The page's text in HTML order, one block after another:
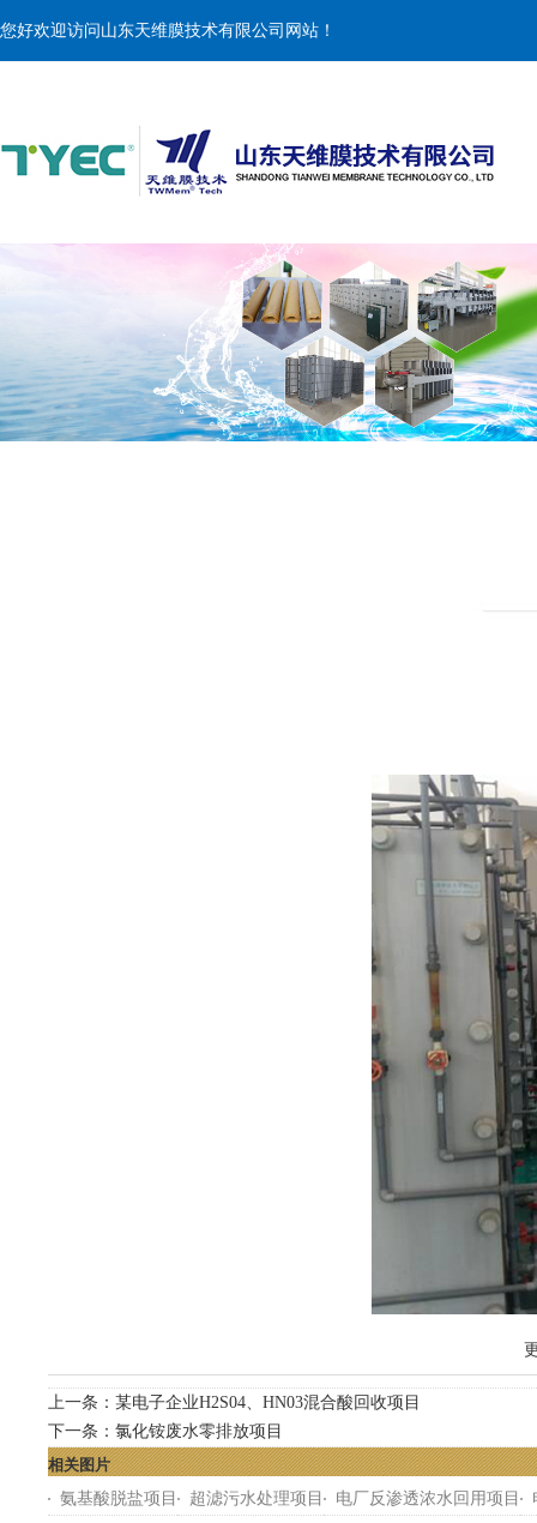
您好欢迎访问山东天维膜技术有限公司网站！
上一条： 某电子企业H2S04、HN03混合酸回收项目
下一条： 氯化铵废水零排放项目
相关图片
氨基酸脱盐项目
超滤污水处理项目 电厂反渗透浓水回用项目